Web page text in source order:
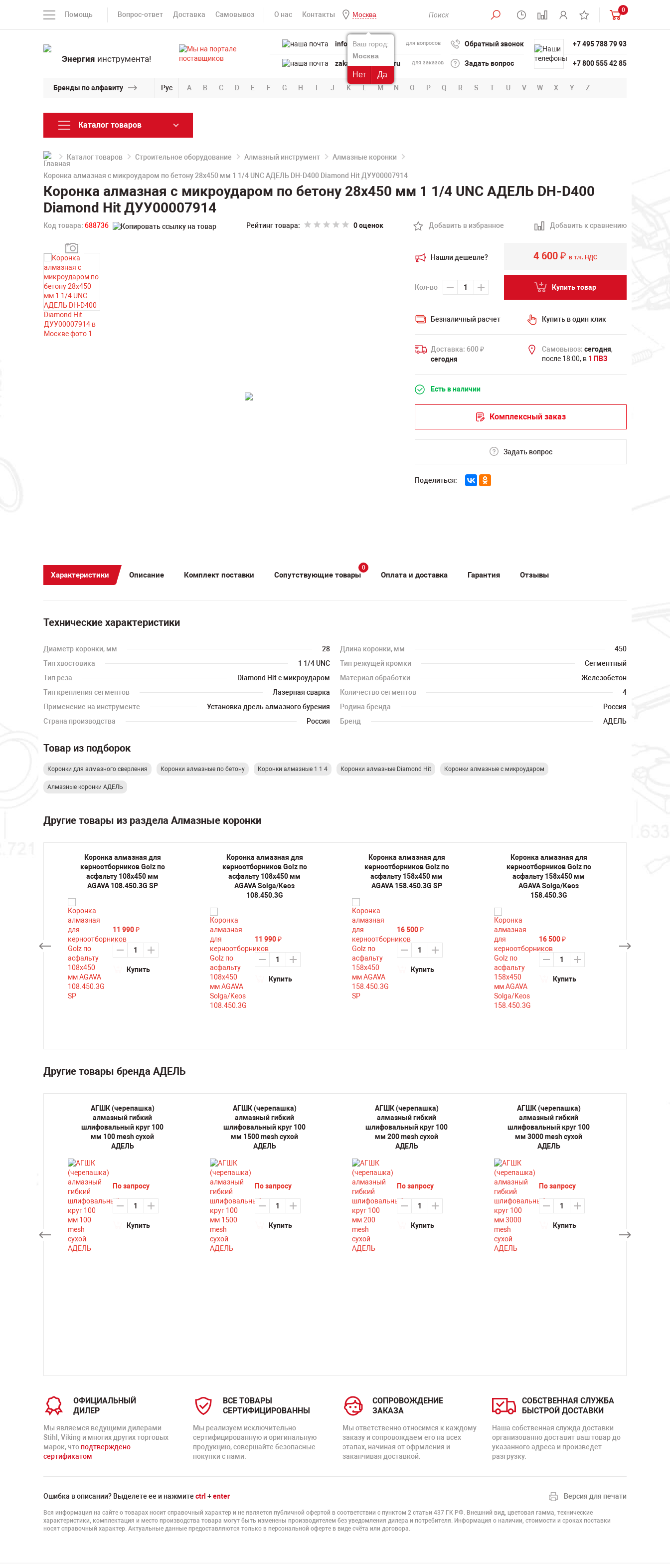
Помощь Вопрос-ответ Доставка Самовывоз О нас Контакты Москва
Ваш город:
Москва
Нет Да
0
Энергия инструмента!
info@powertool.ru для вопросов
zakaz@powertool.ru для заказов
Обратный звонок
Задать вопрос
+7 495 788 79 93
+7 800 555 42 85
Бренды по алфавиту Рус A B C D E F G H I J K L M N O P Q R S T U V W X Y Z
Каталог товаров
Каталог товаров Строительное оборудование Алмазный инструмент Алмазные коронки
Коронка алмазная с микроударом по бетону 28х450 мм 1 1/4 UNC АДЕЛЬ DH-D400 Diamond Hit ДУУ00007914
Коронка алмазная с микроударом по бетону 28х450 мм 1 1/4 UNC АДЕЛЬ DH-D400
Diamond Hit ДУУ00007914
Код товара: 688736 Рейтинг товара: 0 оценок Добавить в избранное Добавить к сравнению
Нашли дешевле?
Кол-во
4 600 ₽ в т.ч. НДС
Купить товар
Безналичный расчет Купить в один клик
Доставка: 600 ₽
сегодня
Самовывоз: сегодня,
после 18:00, в 1 ПВЗ
Есть в наличии
Комплексный заказ
Задать вопрос
Поделиться:
Характеристики Описание Комплект поставки Сопутствующие товары
0
Оплата и доставка Гарантия Отзывы
Технические характеристики
Диаметр коронки, мм 28 Длина коронки, мм
450
Тип хвостовика
1 1/4 UNC Тип режущей кромки
Сегментный
Тип реза
Diamond Hit с микроударом Материал обработки
Железобетон
Тип крепления сегментов
Лазерная сварка Количество сегментов
4
Применение на инструменте
Установка дрель алмазного бурения Родина бренда
Россия
Страна производства
Россия Бренд АДЕЛЬ
Товар из подборок
Коронки для алмазного сверления Коронки алмазные по бетону Коронки алмазные 1 1 4 Коронки алмазные Diamond Hit Коронки алмазные с микроударом
Алмазные коронки АДЕЛЬ
Другие товары из раздела Алмазные коронки
Коронка алмазная для
керноотборников Golz по
асфальту 108х450 мм
AGAVA 108.450.3G SP
11 990 ₽
Купить
Коронка алмазная для
керноотборников Golz по
асфальту 108х450 мм
AGAVA Solga/Keos
108.450.3G
11 990 ₽
Купить
Коронка алмазная для
керноотборников Golz по
асфальту 158х450 мм
AGAVA 158.450.3G SP
16 500 ₽
Купить
Коронка алмазная для
керноотборников Golz по
асфальту 158х450 мм
AGAVA Solga/Keos
158.450.3G
16 500 ₽
Купить
Другие товары бренда АДЕЛЬ
АГШК (черепашка)
алмазный гибкий
шлифовальный круг 100
мм 100 mesh сухой
АДЕЛЬ
По запросу
Купить
АГШК (черепашка)
алмазный гибкий
шлифовальный круг 100
мм 1500 mesh сухой
АДЕЛЬ
По запросу
Купить
АГШК (черепашка)
алмазный гибкий
шлифовальный круг 100
мм 200 mesh сухой
АДЕЛЬ
По запросу
Купить
АГШК (черепашка)
алмазный гибкий
шлифовальный круг 100
мм 3000 mesh сухой
АДЕЛЬ
По запросу
Купить
ОФИЦИАЛЬНЫЙ
ДИЛЕР
Мы являемся ведущими дилерами
Stihl, Viking и многих других торговых
марок, что подтверждено
сертификатом
ВСЕ ТОВАРЫ
СЕРТИФИЦИРОВАННЫ
Мы реализуем исключительно
сертифицированную и оригинальную
продукцию, совершайте безопасные
покупки с нами.
СОПРОВОЖДЕНИЕ
ЗАКАЗА
Мы ответственно относимся к каждому
заказу и сопровождаем его на всех
этапах, начиная от офрмления и
заканчивая доставкой.
СОБСТВЕННАЯ СЛУЖБА
БЫСТРОЙ ДОСТАВКИ
Наша собственная служда доставки
организованно доставит ваш товар до
указанного адреса и произведет
разгрузку.
Ошибка в описании? Выделете ее и нажмите ctrl +enter Версия для печати
Вся информация на сайте о товарах носит справочный характер и не является публичной офертой в соответствии с пунктом 2 статьи 437 ГК РФ. Внешний вид, цветовая гамма, технические
характеристики, комплектация и место производства товара могут быть изменены производителем без уведомления дилера и потребителя. Информация о наличии, стоимости и сроках поставки
носят справочный характер. Актуальные данные предоставляются только в персональной оферте в виде счёта или договора.